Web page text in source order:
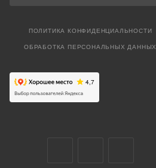
ПОЛИТИКА КОНФИДЕНЦИАЛЬНОСТИ
ОБРАБОТКА ПЕРСОНАЛЬНЫХ ДАННЫХ